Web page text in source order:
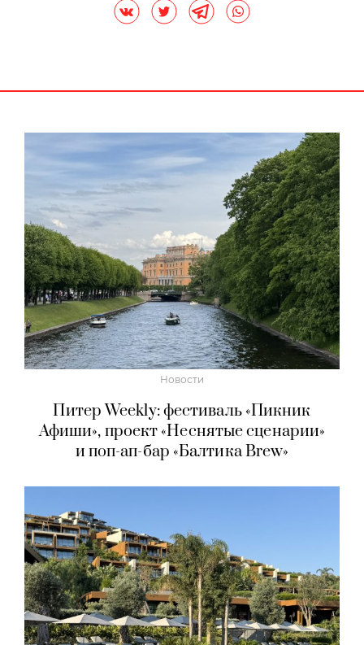
Новости
Питер Weekly: фестиваль «Пикник
Афиши», проект «Неснятые сценарии»
и поп-ап-бар «Балтика Brew»